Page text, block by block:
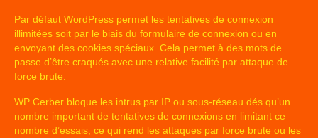
Par défaut WordPress permet les tentatives de connexion
illimitées soit par le biais du formulaire de connexion ou en
envoyant des cookies spéciaux. Cela permet à des mots de
passe d’être craqués avec une relative facilité par attaque de
force brute.
WP Cerber bloque les intrus par IP ou sous-réseau dés qu’un
nombre important de tentatives de connexions en limitant ce
nombre d’essais, ce qui rend les attaques par force brute ou les